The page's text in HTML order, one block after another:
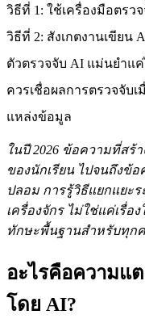
วิธีที่ 1: ใช้เครื่องมือตรว
วิธีที่ 2: สังเกตงานเขียน
ตัวตรวจจับ AI แม่นยำแ
ควรเชื่อผลการตรวจจับเ
แหล่งข้อมูล
ในปี 2026 ข้อความที่สร้
ของนักเรียน ไปจนถึงข้
ปลอม การรู้วิธีแยกแยะ
เครื่องจักร ไม่ใช่แค่เรื่อ
ทักษะพื้นฐานสำหรับทุก
อะไรคือความแ
โดย AI?